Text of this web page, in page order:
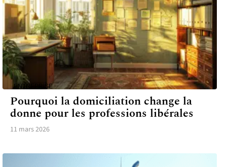
ENTREPRISE
Pourquoi la domiciliation change la
donne pour les professions libérales
11 mars 2026